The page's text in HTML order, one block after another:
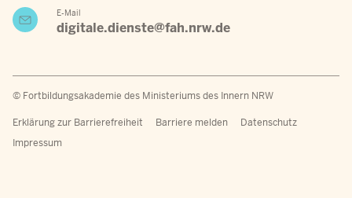
E-Mail
digitale.dienste@fah.nrw.de
© Fortbildungsakademie des Ministeriums des Innern NRW
Fußzeilenmenü
Erklärung zur Barrierefreiheit Barriere melden
Datenschutz
Impressum